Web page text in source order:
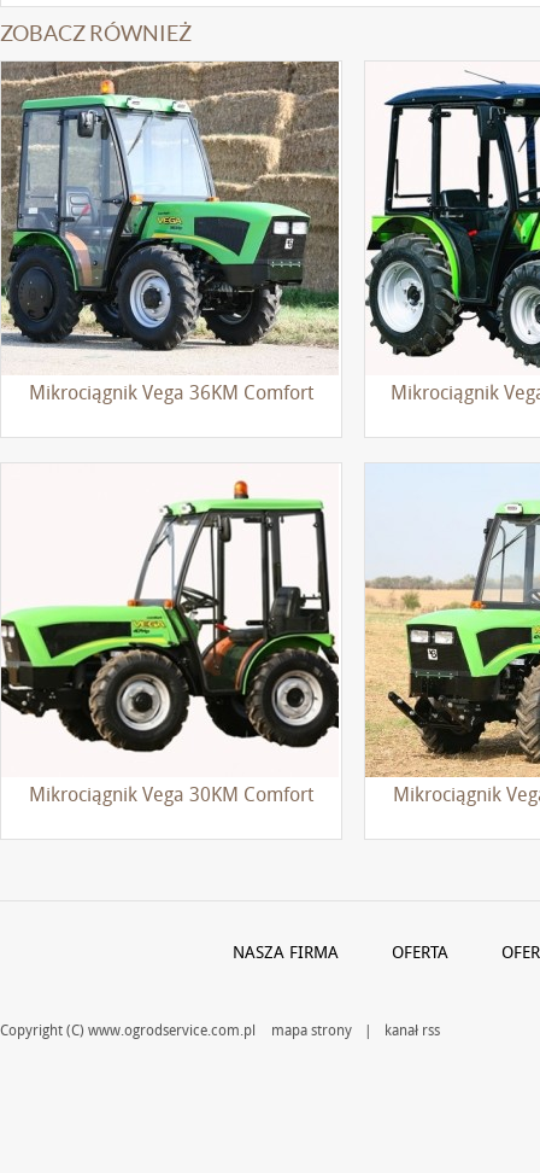
ZOBACZ RÓWNIEŻ
Mikrociągnik Vega 36KM Comfort Mikrociągnik
Mikrociągnik Vega 30KM Comfort Mikrociągnik
NASZA FIRMA OFERTA
Copyright (C) www.ogrodservice.com.pl mapa strony | kanał rss